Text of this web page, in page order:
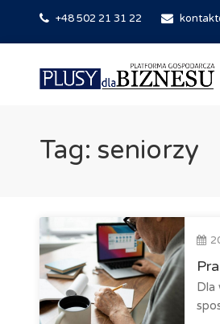
+48 502 21 31 22
Tag: seniorzy
Dla